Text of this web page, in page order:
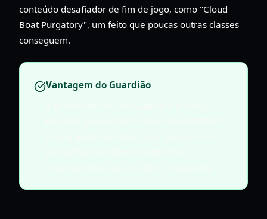
conteúdo desafiador de fim de jogo, como "Cloud
Boat Purgatory", um feito que poucas outras classes
conseguem.
Vantagem do Guardião